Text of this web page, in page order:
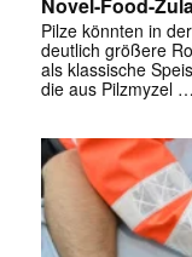
Pilze könnten in
deutlich größere
als klassische
die aus Pilzmyzel …